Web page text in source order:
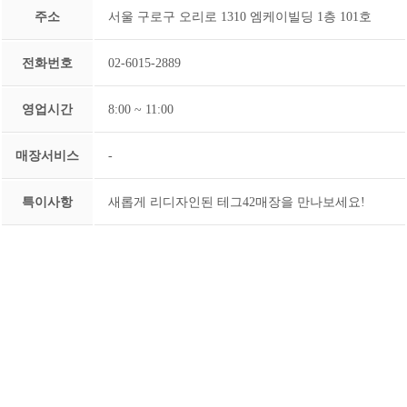
주소 서울 구로구 오리로 1310 엠케이빌딩 1층 101호
전화번호 02-6015-2889
영업시간 8:00 ~ 11:00
매장서비스 -
특이사항 새롭게 리디자인된 테그42매장을 만나보세요!